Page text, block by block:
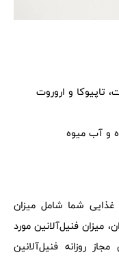
تاپیوکا و اروروت
و آب میوه
غذایی شما شامل میزان
میزان فنیل‌آلانین مورد
روزانه فنیل‌آلانین